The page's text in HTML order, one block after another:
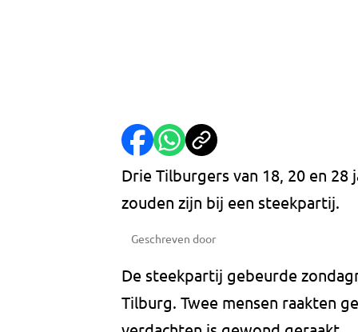
Drie Tilburgers van 18, 20 en
zouden zijn bij een steekpartij.
Geschreven door
De steekpartij gebeurde
Tilburg. Twee mensen raakten